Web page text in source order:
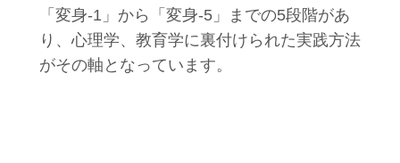
「変身-1」から「変身-5」までの5段階があ
り、心理学、教育学に裏付けられた実践方法
がその軸となっています。